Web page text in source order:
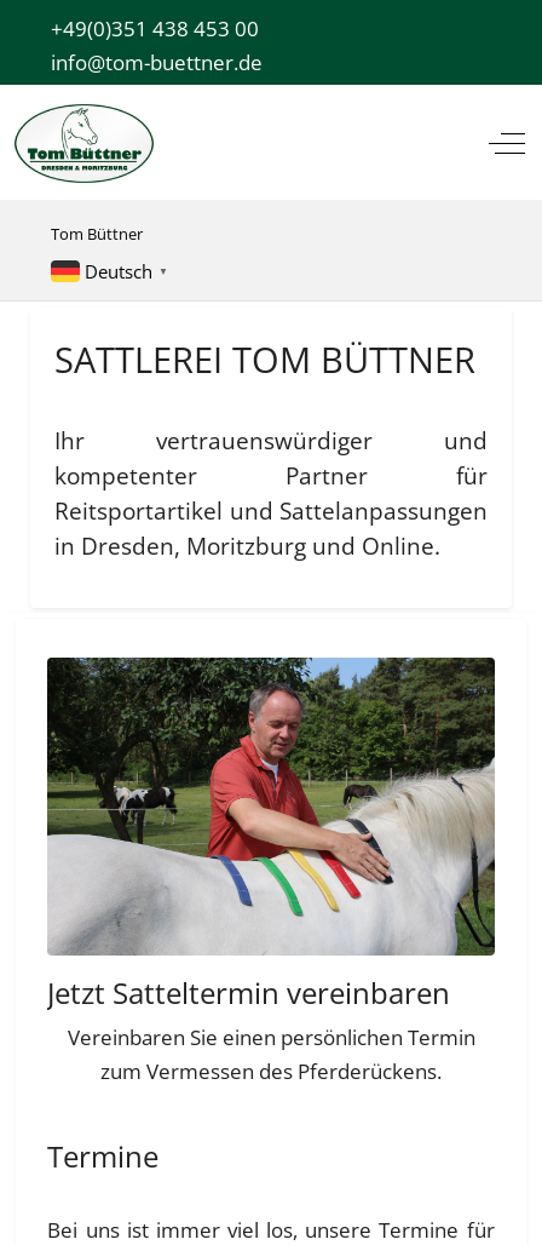
+49(0)351 438 453 00
info@tom-buettner.de
Tom Büttner
Deutsch ▼
SATTLEREI TOM BÜTTNER
Ihr vertrauenswürdiger und
kompetenter Partner für
Reitsportartikel und Sattelanpassungen
in Dresden, Moritzburg und Online.
Deal der Woche
Deal der Woche
Termine
Bei uns ist immer viel los, unsere Termine für